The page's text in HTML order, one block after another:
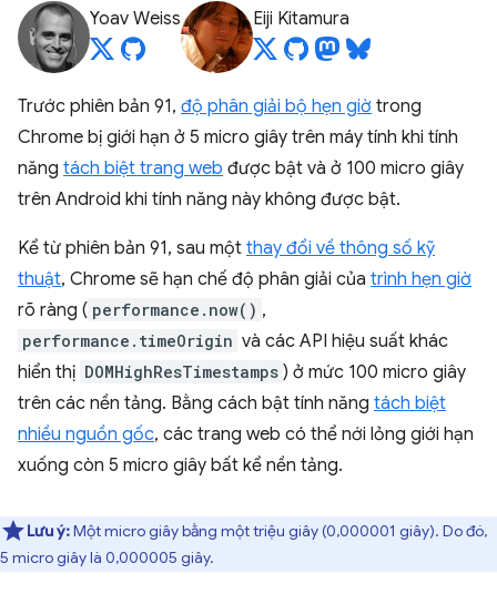
Yoav Weiss Eiji Kitamura
Trước phiên bản 91, độ phân giải bộ hẹn giờ trong
Chrome bị giới hạn ở 5 micro giây trên máy tính khi tính
năng tách biệt trang web được bật và ở 100 micro giây
trên Android khi tính năng này không được bật.
Kể từ phiên bản 91, sau một thay đổi về thông số kỹ
thuật, Chrome sẽ hạn chế độ phân giải của trình hẹn giờ
rõ ràng ( performance.now() ,
performance.timeOrigin và các API hiệu suất khác
hiển thị DOMHighResTimestamps ) ở mức 100 micro giây
trên các nền tảng. Bằng cách bật tính năng tách biệt
nhiều nguồn gốc, các trang web có thể nới lỏng giới hạn
xuống còn 5 micro giây bất kể nền tảng.
Lưu ý:Một micro giây bằng một triệu giây (0,000001 giây). Do đó,
5 micro giây là 0,000005 giây.